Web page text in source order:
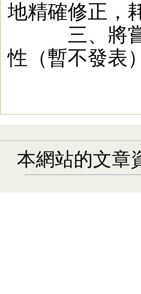
地精確修正，
三、將嘗試
性（暫不發表
本網站的文章